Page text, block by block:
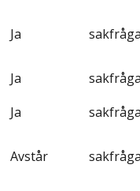
Ja
Ja
Ja
Avstår